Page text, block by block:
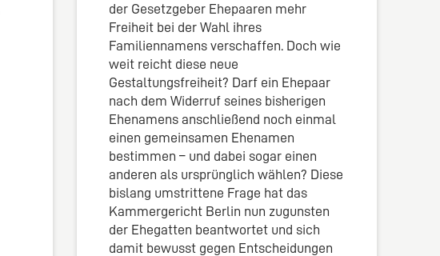
der Gesetzgeber Ehepaaren mehr
Freiheit bei der Wahl ihres
Familiennamens verschaffen. Doch wie
weit reicht diese neue
Gestaltungsfreiheit? Darf ein Ehepaar
nach dem Widerruf seines bisherigen
Ehenamens anschließend noch einmal
einen gemeinsamen Ehenamen
bestimmen – und dabei sogar einen
anderen als ursprünglich wählen? Diese
bislang umstrittene Frage hat das
Kammergericht Berlin nun zugunsten
der Ehegatten beantwortet und sich
damit bewusst gegen Entscheidungen